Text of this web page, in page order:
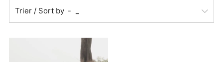
Trier / Sort by